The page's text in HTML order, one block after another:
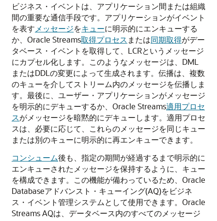
ビジネス・イベントは、アプリケーション間または組織
間の重要な通信手段です。アプリケーションがイベント
を表す メッセージをキューに明示的にエンキューする
か、Oracle Streams取得プロセス または同期取得がデー
タベース・イベントを取得して、LCRというメッセージ
にカプセル化します。このようなメッセージは、DML
またはDDLの変更によって生成されます。伝播は、複数
のキューを介してストリーム内のメッセージを伝播しま
す。最後に、ユーザー・アプリケーションがメッセージ
を明示的にデキューするか、Oracle Streams適用プロセ
スがメッセージを暗黙的にデキューします。適用プロセ
スは、必要に応じて、これらのメッセージを同じキュー
または別のキューに明示的に再エンキューできます。
コンシューム後も、指定の期間が経過するまで明示的に
エンキューされたメッセージを保持するように、キュー
を構成できます。この機能が備わっているため、Oracle
Databaseアドバンスト・キューイング(AQ)をビジネ
ス・イベント管理システムとして使用できます。Oracle
Streams AQは、データベース内のすべてのメッセージ